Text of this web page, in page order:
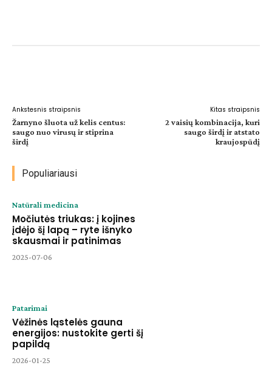
Ankstesnis straipsnis
Žarnyno šluota už kelis centus:
saugo nuo virusų ir stiprina
širdį
Kitas straipsnis
2 vaisių kombinacija, kuri
saugo širdį ir atstato
kraujospūdį
Populiariausi
Natūrali medicina
Močiutės triukas: į kojines
įdėjo šį lapą – ryte išnyko
skausmai ir patinimas
2025-07-06
Patarimai
Vėžinės ląstelės gauna
energijos: nustokite gerti šį
papildą
2026-01-25